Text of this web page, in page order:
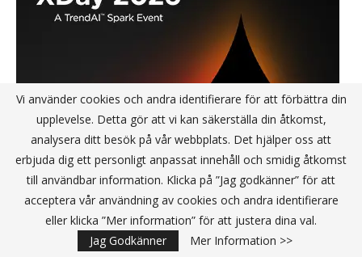
Vi använder cookies och andra identifierare för att förbättra din
upplevelse. Detta gör att vi kan säkerställa din åtkomst,
analysera ditt besök på vår webbplats. Det hjälper oss att
erbjuda dig ett personligt anpassat innehåll och smidig åtkomst
till användbar information. Klicka på ”Jag godkänner” för att
acceptera vår användning av cookies och andra identifierare
eller klicka ”Mer information” för att justera dina val.
Jag Godkänner
Mer Information >>